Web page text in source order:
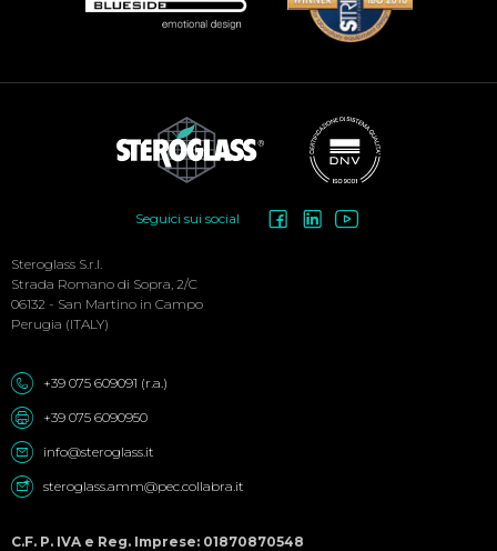
Menu
Seguici sui social
Steroglass S.r.l.
Strada Romano di Sopra, 2/C
06132 - San Martino in Campo
Perugia (ITALY)
+39 075 609091 (r.a.)
+39 075 6090950
info@steroglass.it
steroglass.amm@pec.collabra.it
C.F. P. IVA e Reg. Imprese: 01870870548